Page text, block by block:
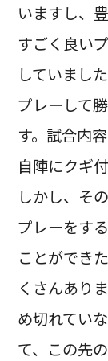
いますし、
すごく良い
していまし
プレーして
す。試合内
自陣にクギ
しかし、そ
プレーをす
ことができ
くさんあり
め切れてい
て、この先